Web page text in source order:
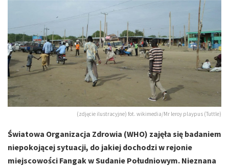
(zdjęcie ilustracyjne) fot. wikimedia/Mr leroy playpus (Tuttle)
Światowa Organizacja Zdrowia (WHO) zajęła się badaniem
niepokojącej sytuacji, do jakiej dochodzi w rejonie
miejscowości Fangak w Sudanie Południowym. Nieznana